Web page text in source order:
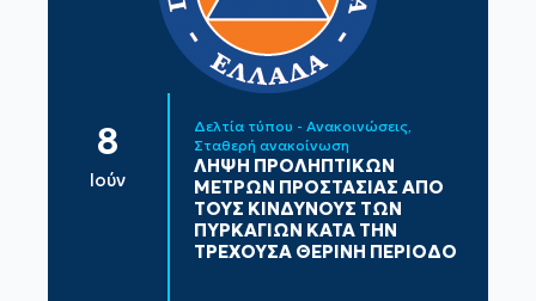
8
Ιούν
Δελτία τύπου - Ανακοινώσεις
Σταθερή ανακοίνωση
ΛΗΨΗ ΠΡΟΛΗΠΤΙΚΩΝ
ΜΕΤΡΩΝ ΠΡΟΣΤΑΣΙΑΣ ΑΠΟ
ΤΟΥΣ ΚΙΝΔΥΝΟΥΣ ΤΩΝ
ΠΥΡΚΑΓΙΩΝ ΚΑΤΑ ΤΗΝ
ΤΡΕΧΟΥΣΑ ΘΕΡΙΝΗ ΠΕΡΙΟΔΟ